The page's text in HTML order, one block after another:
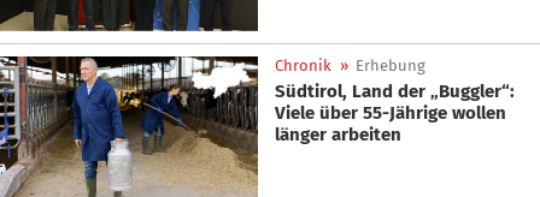
Chronik » Erhebung
Südtirol, Land der „Buggler“:
Viele über 55-Jährige wollen
länger arbeiten